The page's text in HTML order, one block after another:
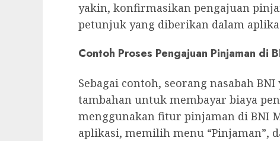
yakin, konfirmasikan pengajuan
petunjuk yang diberikan dalam
Contoh Proses Pengajuan Pinjaman di
Sebagai contoh, seorang nasabah
tambahan untuk membayar biaya
menggunakan fitur pinjaman di BNI
aplikasi, memilih menu “Pinjaman”,